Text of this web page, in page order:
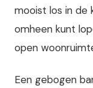
mooist los in de
omheen kunt
open
Een gebogen